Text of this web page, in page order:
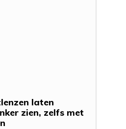
laten
zien, zelfs met